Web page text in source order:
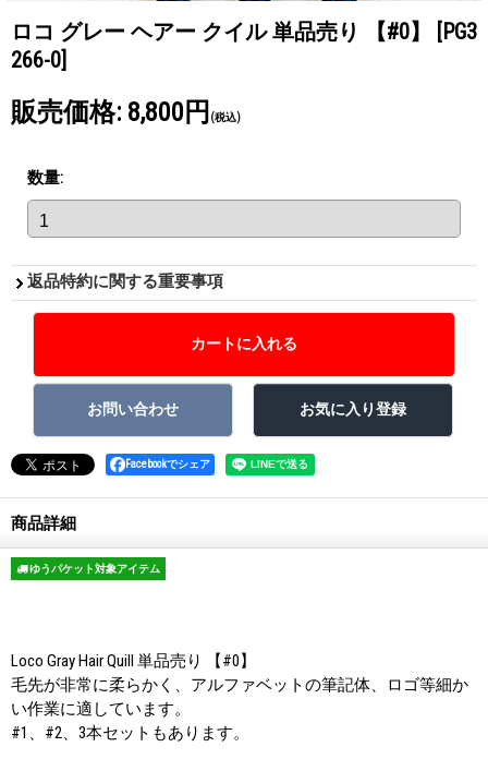
ロコ グレー ヘアー クイル 単品売り 【#0】
[PG3
266-0]
販売価格: 8,800円 (税込)
数量:
返品特約に関する重要事項
Facebookでシェア
商品詳細
ゆうパケット対象アイテム
Loco Gray Hair Quill 単品売り 【#0】
毛先が非常に柔らかく、アルファベットの筆記体、ロゴ等細か
い作業に適しています。
#1、#2、3本セットもあります。